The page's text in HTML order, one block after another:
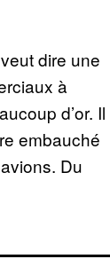
dire une
à
d’or. Il
embauché
Du